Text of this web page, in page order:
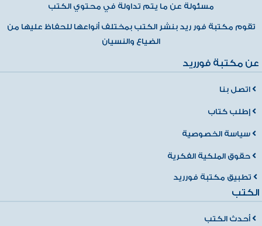
مسئولة عن ما يتم تداولة في محتوي الكتب
تقوم مكتبة فور ريد بنشر الكتب بمختلف أنواعها للحفاظ عليها من
الضياع والنسيان
عن مكتبة فورريد
اتصل بنا
إطلب كتاب
سياسة الخصوصية
حقوق الملكية الفكرية
تطبيق مكتبة فورريد
الكتب
أحدث الكتب